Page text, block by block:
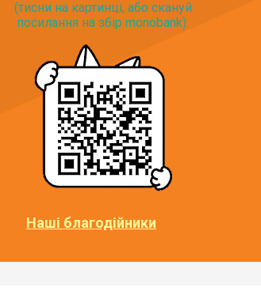
(тисни на картинці, або скануй
посилання на збір monobank):
Наші благодійники